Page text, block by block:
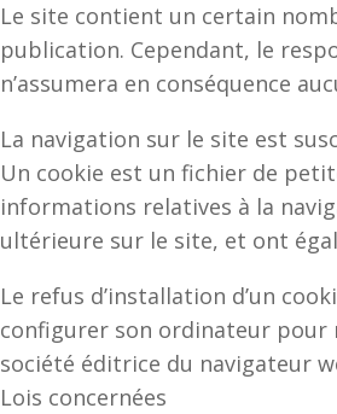
Le site contient un certain
publication. Cependant, le
n’assumera en conséquence
La navigation sur le site est
Un cookie est un fichier de
informations relatives à la
ultérieure sur le site, et ont
Le refus d’installation d’un
configurer son ordinateur pour
société éditrice du navigateur
Lois concernées